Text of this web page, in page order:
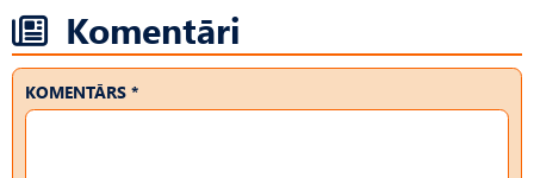
Komentāri
KOMENTĀRS *